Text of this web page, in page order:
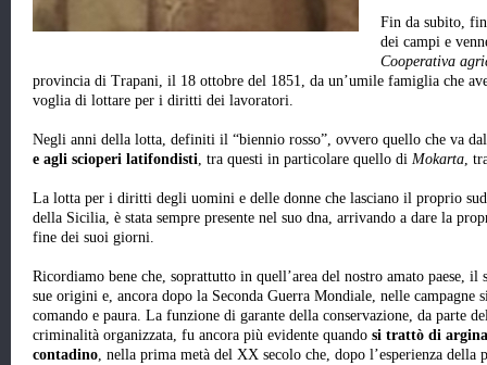
Fin da subito,
dei campi e
Cooperativa
provincia di Trapani, il 18 ottobre del 1851, da un’umile famiglia che
voglia di lottare per i diritti dei lavoratori.
Negli anni della lotta, definiti il “biennio rosso”, ovvero quello che va
e agli scioperi latifondisti, tra questi in particolare quello di Mokarta,
La lotta per i diritti degli uomini e delle donne che lasciano il proprio
della Sicilia, è stata sempre presente nel suo dna, arrivando a dare la
fine dei suoi giorni.
Ricordiamo bene che, soprattutto in quell’area del nostro amato paese, il
sue origini e, ancora dopo la Seconda Guerra Mondiale, nelle campagne
comando e paura. La funzione di garante della conservazione, da parte
criminalità organizzata, fu ancora più evidente quando si trattò di
contadino, nella prima metà del XX secolo che, dopo l’esperienza della